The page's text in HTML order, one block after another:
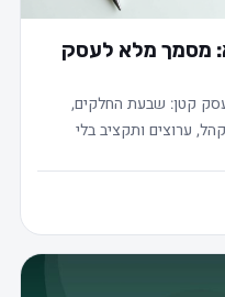
מסמך מלא לעסק
קטן: שבעת החלקים,
ערוצים ותקציב בלי